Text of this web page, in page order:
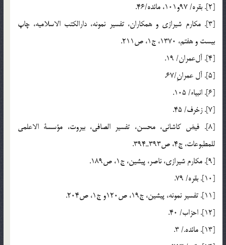
[2]. بقره/ 97و101، مائده/46.
[3]. مكارم شيرازي و همكاران، تفسير نمونه، دارالكتب الاسلاميه، چاپ
بيست و هفتم، 1370، ج1، ص211.
[4]. آل‌عمران/ 19.
[5]. آل عمرانِ/67.
[6]. انبياء/ 105.
[7]. زخرف/ 45.
[8]. فيض كاشاني، محسن، تفسير الصافي، بيروت، مؤسسة الاعلمي
للمطبوعات، ج4، ص393ـ394.
[9]. مكارم شيرازي، ناصر، پيشين، ج1، ص189.
[10]. بقره/ 79.
[11]. تفسير نمونه، پيشين، ج19، ص120و ج1، ص204.
[12]. احزاب/ 40.
[13]. مائده./ 3.